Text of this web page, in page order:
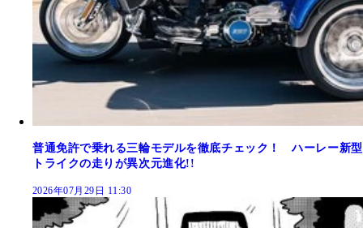
普通免許で乗れる三輪モデルを徹底チェック！ ハーレー新型
トライクの走りが異次元進化!!
2026年07月29日 11:30